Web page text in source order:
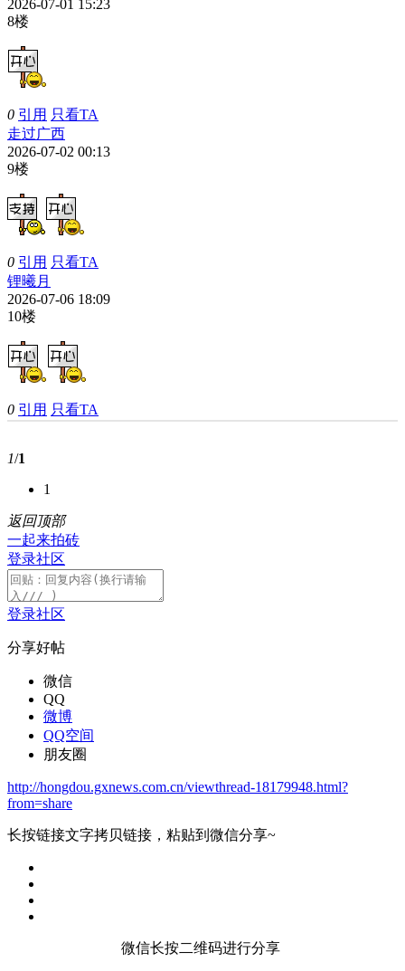
2026-07-01 15:23
8楼
0 引用 只看TA
走过广西
2026-07-02 00:13
9楼
0 引用 只看TA
锂曦月
2026-07-06 18:09
10楼
0 引用 只看TA
1/1
1
返回顶部
一起来拍砖
登录社区
登录社区
分享好帖
微信
QQ
微博
QQ空间
朋友圈
http://hongdou.gxnews.com.cn/viewthread-18179948.html?
from=share
长按链接文字拷贝链接，粘贴到微信分享~
微信长按二维码进行分享